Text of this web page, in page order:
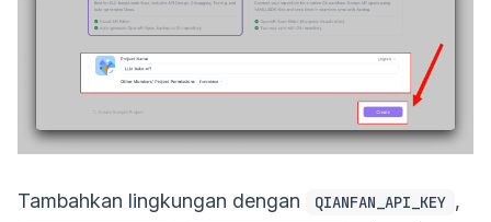
Tambahkan lingkungan dengan QIANFAN_API_KEY ,